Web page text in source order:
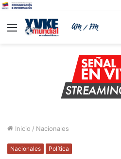
Menu
Inicio / Nacionales
Nacionales Política